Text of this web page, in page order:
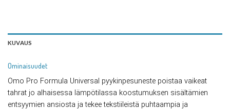
KUVAUS
Ominaisuudet
Omo Pro Formula Universal pyykinpesuneste poistaa vaikeat
tahrat jo alhaisessa lämpötilassa koostumuksen sisältämien
entsyymien ansiosta ja tekee tekstiileistä puhtaampia ja